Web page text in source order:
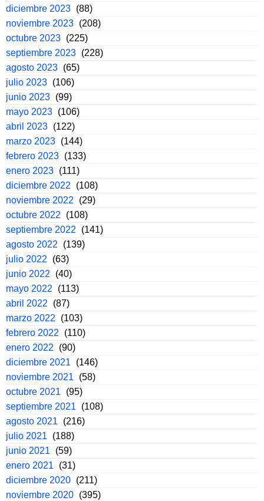
diciembre 2023 (88)
noviembre 2023 (208)
octubre 2023 (225)
septiembre 2023 (228)
agosto 2023 (65)
julio 2023 (106)
junio 2023 (99)
mayo 2023 (106)
abril 2023 (122)
marzo 2023 (144)
febrero 2023 (133)
enero 2023 (111)
diciembre 2022
(108)
noviembre 2022
(29)
octubre 2022
(108)
septiembre 2022
(141)
agosto 2022
(139)
julio 2022
(63)
junio 2022
(40)
mayo 2022
(113)
abril 2022
(87)
marzo 2022
(103)
febrero 2022
(110)
enero 2022
(90)
diciembre 2021
(146)
noviembre 2021
(58)
octubre 2021
(95)
septiembre 2021
(108)
agosto 2021
(216)
julio 2021
(188)
junio 2021
(59)
enero 2021
(31)
diciembre 2020 (211)
noviembre 2020 (395)